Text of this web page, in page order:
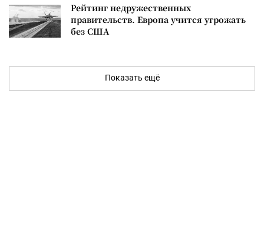
Рейтинг недружественных
правительств. Европа учится угрожать
без США
Показать ещё